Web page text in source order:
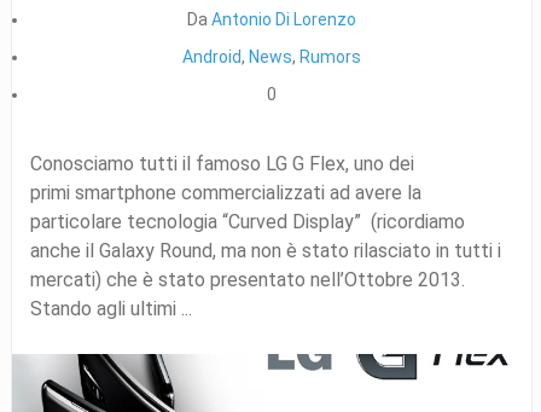
DaAntonio Di Lorenzo
Android, News, Rumors
0
Conosciamo tutti il famoso LG G Flex, uno dei
primi smartphone commercializzati ad avere la
particolare tecnologia “Curved Display” (ricordiamo
anche il Galaxy Round, ma non è stato rilasciato in tutti i
mercati) che è stato presentato nell’Ottobre 2013.
Stando agli ultimi ...